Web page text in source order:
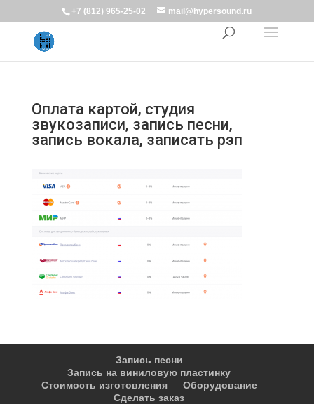
+7 (812) 965-25-02 mail@hypersound.ru
Оплата картой, студия
звукозаписи, запись песни,
запись вокала, записать рэп
Запись песни
Запись на виниловую пластинку
Стоимость изготовления
Оборудование
Сделать заказ